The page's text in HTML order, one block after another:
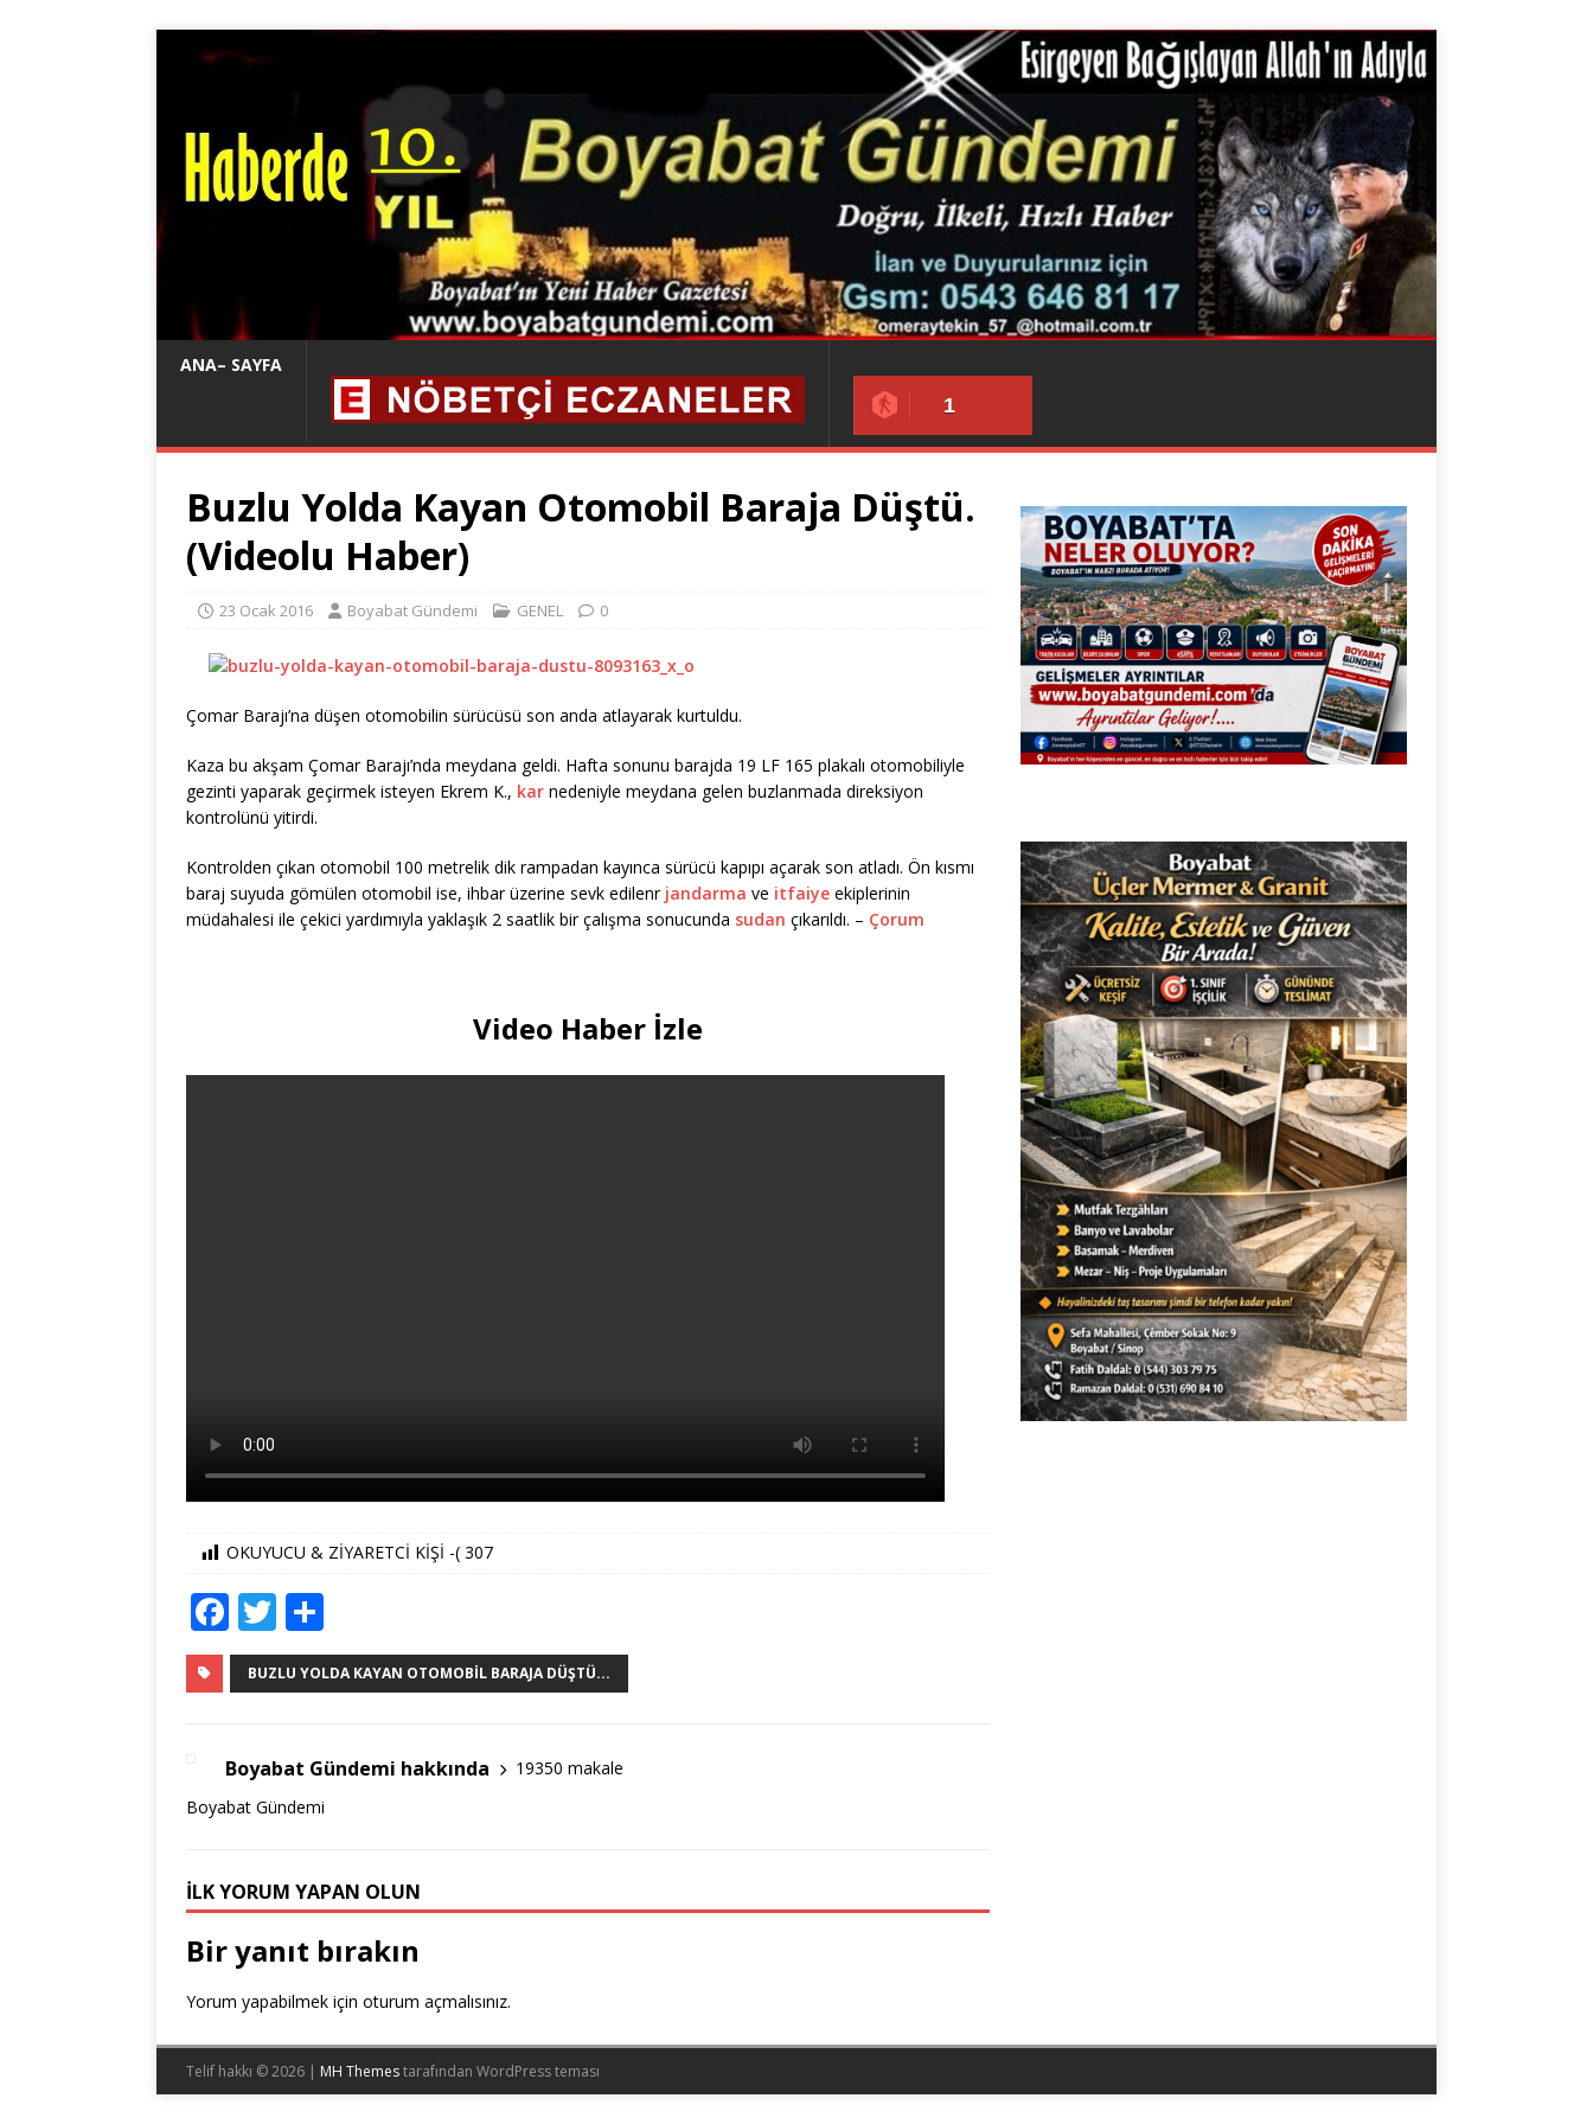
ANA– SAYFA
1
Buzlu Yolda Kayan Otomobil Baraja Düştü.
(Videolu Haber)
23 Ocak 2016 Boyabat Gündemi GENEL 0
Çomar Barajı’na düşen otomobilin sürücüsü son anda atlayarak kurtuldu.
Kaza bu akşam Çomar Barajı’nda meydana geldi. Hafta sonunu barajda 19 LF 165 plakalı otomobiliyle
gezinti yaparak geçirmek isteyen Ekrem K., kar nedeniyle meydana gelen buzlanmada direksiyon
kontrolünü yitirdi.
Kontrolden çıkan otomobil 100 metrelik dik rampadan kayınca sürücü kapıpı açarak son atladı. Ön kısmı
baraj suyuda gömülen otomobil ise, ihbar üzerine sevk edilenr jandarma ve itfaiye ekiplerinin
müdahalesi ile çekici yardımıyla yaklaşık 2 saatlik bir çalışma sonucunda sudan çıkarıldı. – Çorum
Video Haber İzle
OKUYUCU & ZİYARETCİ KİŞİ -( 307
F
a
c
b
o
k
T
w
it
r
h
ar
BUZLU YOLDA KAYAN OTOMOBIL BARAJA DÜŞTÜ...
Boyabat Gündemi hakkında
19350 makale
Boyabat Gündemi
İLK YORUM YAPAN OLUN
Bir yanıt bırakın
Yorum yapabilmek için oturum açmalısınız.
Telif hakkı © 2026 | MH Themestarafından WordPress teması